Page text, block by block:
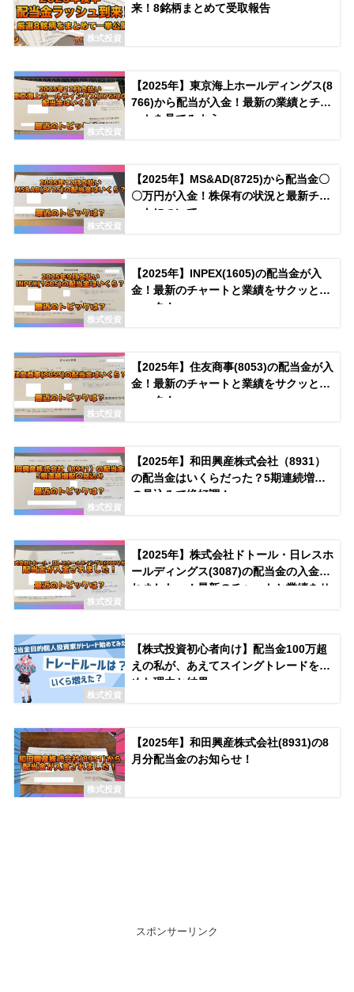
株式投資
来！8銘柄まとめて受取報告
株式投資
【2025年】東京海上ホールディングス(8
766)から配当が入金！最新の業績とチャ
ートを見てみよう
株式投資
【2025年】MS&AD(8725)から配当金〇
〇万円が入金！株保有の状況と最新チャ
ートについて
株式投資
【2025年】INPEX(1605)の配当金が入
金！最新のチャートと業績をサクッとチ
ェック！
株式投資
【2025年】住友商事(8053)の配当金が入
金！最新のチャートと業績をサクッとチ
ェック！
株式投資
【2025年】和田興産株式会社（8931）
の配当金はいくらだった？5期連続増配
の見込みで絶好調！
株式投資
【2025年】株式会社ドトール・日レスホ
ールディングス(3087)の配当金の入金さ
れましたー！最新のチャートと業績をサ
株式投資
【株式投資初心者向け】配当金100万超
えの私が、あえてスイングトレードを始
めた理由と結果
株式投資
【2025年】和田興産株式会社(8931)の8
月分配当金のお知らせ！
スポンサーリンク